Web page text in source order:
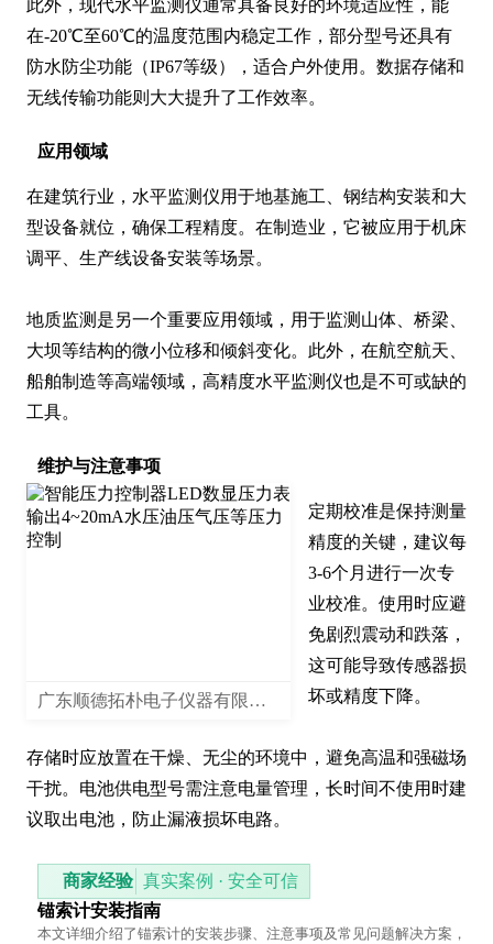
此外，现代水平监测仪通常具备良好的环境适应性，能
在-20℃至60℃的温度范围内稳定工作，部分型号还具有
防水防尘功能（IP67等级），适合户外使用。数据存储和
无线传输功能则大大提升了工作效率。
应用领域
在建筑行业，水平监测仪用于地基施工、钢结构安装和大
型设备就位，确保工程精度。在制造业，它被应用于机床
调平、生产线设备安装等场景。
地质监测是另一个重要应用领域，用于监测山体、桥梁、
大坝等结构的微小位移和倾斜变化。此外，在航空航天、
船舶制造等高端领域，高精度水平监测仪也是不可或缺的
工具。
维护与注意事项
广东顺德拓朴电子仪器有限公司
定期校准是保持测量
精度的关键，建议每
3-6个月进行一次专
业校准。使用时应避
免剧烈震动和跌落，
这可能导致传感器损
坏或精度下降。
存储时应放置在干燥、无尘的环境中，避免高温和强磁场
干扰。电池供电型号需注意电量管理，长时间不使用时建
议取出电池，防止漏液损坏电路。
商家经验 真实案例 · 安全可信
锚索计安装指南
本文详细介绍了锚索计的安装步骤、注意事项及常见问题解决方案，